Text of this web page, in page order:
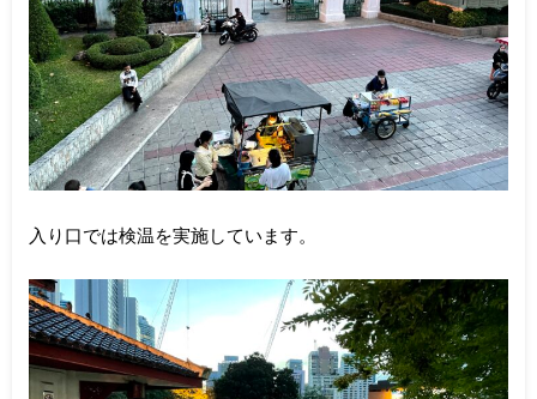
入り口では検温を実施しています。